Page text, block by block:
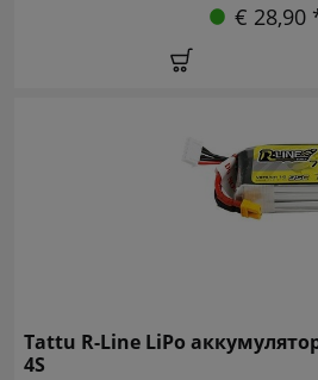
€ 28,90
Tattu R-Line LiPo
4S